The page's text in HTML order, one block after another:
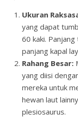
Ukuran
yang dapat
60 kaki.
panjang kapal
Rahang Besar:
yang diisi
mereka untuk
hewan laut
plesiosaurus.